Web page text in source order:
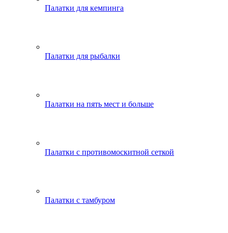
Палатки для кемпинга
Палатки для рыбалки
Палатки на пять мест и больше
Палатки с противомоскитной сеткой
Палатки с тамбуром